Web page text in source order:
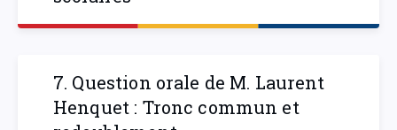
7. Question orale de M. Laurent
Henquet : Tronc commun et